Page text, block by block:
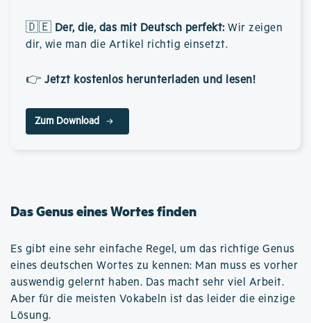
🇩🇪 Der, die, das mit Deutsch perfekt: Wir zeigen
dir, wie man die Artikel richtig einsetzt.
👉 Jetzt kostenlos herunterladen und lesen!
Zum Download
Das Genus eines Wortes finden
Es gibt eine sehr einfache Regel, um das richtige Genus
eines deutschen Wortes zu kennen: Man muss es vorher
auswendig gelernt haben. Das macht sehr viel Arbeit.
Aber für die meisten Vokabeln ist das leider die einzige
Lösung.